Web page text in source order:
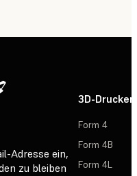
Adresse ein,
zu bleiben
3D-Drucker
Form 4
Form 4B
Form 4L